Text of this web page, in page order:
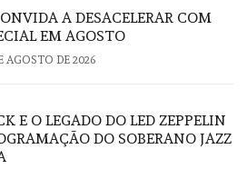
A DESACELERAR COM
EM AGOSTO
AGOSTO DE 2026
E O LEGADO DO LED ZEPPELIN
DO SOBERANO JAZZ